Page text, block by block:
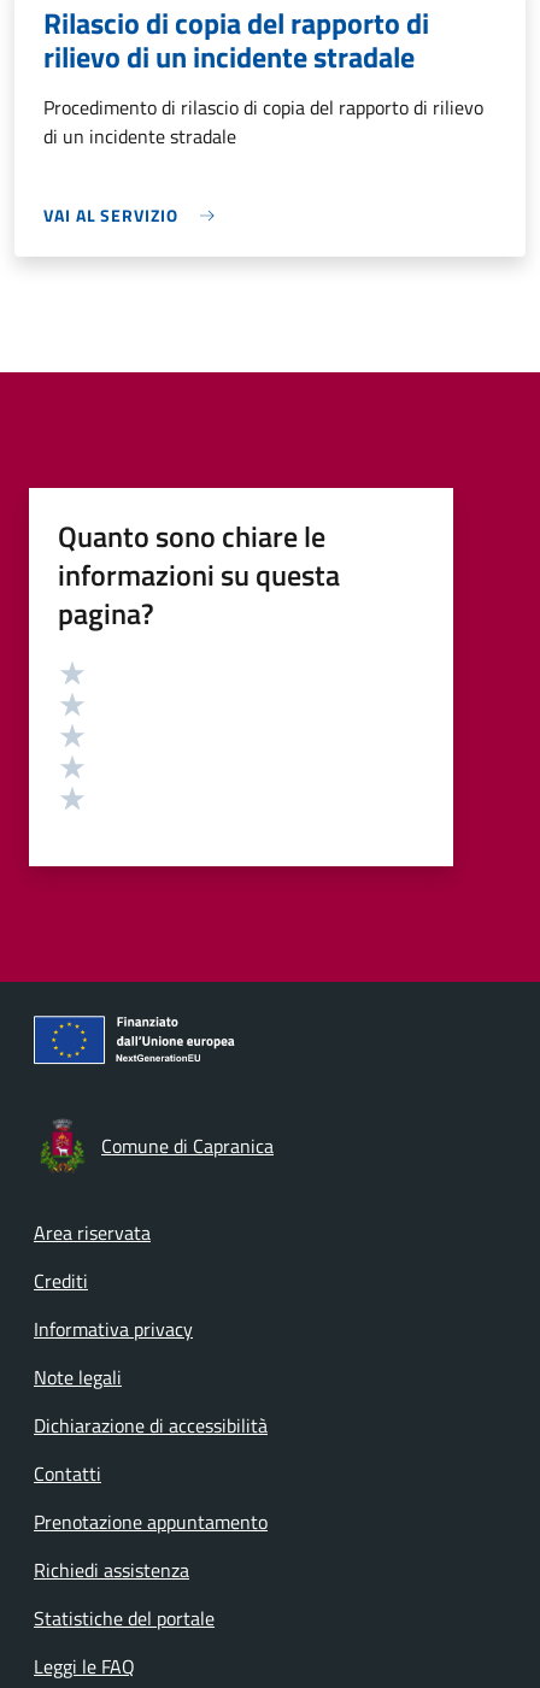
Rilascio di copia del rapporto di
rilievo di un incidente stradale
Procedimento di rilascio di copia del rapporto di rilievo
di un incidente stradale
VAI AL SERVIZIO
Quanto sono chiare le
informazioni su questa
pagina?
Valutazione
Comune di Capranica
Footer menu
Area riservata
Crediti
Informativa privacy
Note legali
Dichiarazione di accessibilità
Contatti
Prenotazione appuntamento
Richiedi assistenza
Statistiche del portale
Leggi le FAQ